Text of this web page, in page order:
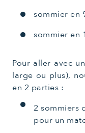
sommier en
sommier en
Pour aller avec
large ou plus),
en 2 parties :
2 sommiers
pour un